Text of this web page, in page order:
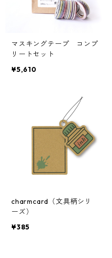
マスキングテープ コンプ
リートセット
¥5,610
charmcard（文具柄シリ
ーズ）
¥385